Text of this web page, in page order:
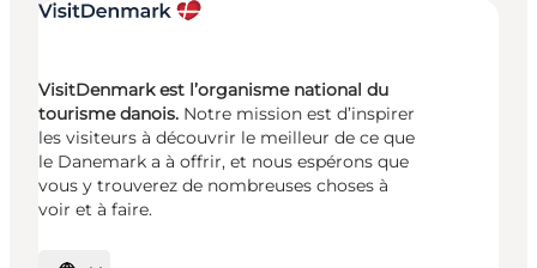
VisitDenmark est l’organisme national du
tourisme danois. Notre mission est d’inspirer
les visiteurs à découvrir le meilleur de ce que
le Danemark a à offrir, et nous espérons que
vous y trouverez de nombreuses choses à
voir et à faire.